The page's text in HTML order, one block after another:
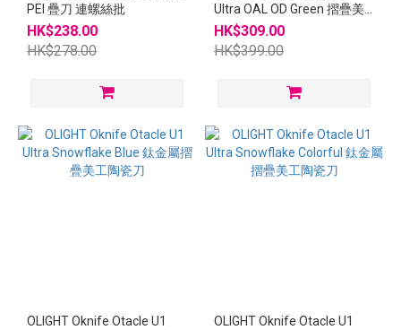
PEI 疊刀 連螺絲批
HK$238.00
HK$278.00
Ultra OAL OD Green 摺疊美
工陶瓷刀
HK$309.00
HK$399.00
OLIGHT Oknife Otacle U1
OLIGHT Oknife Otacle U1